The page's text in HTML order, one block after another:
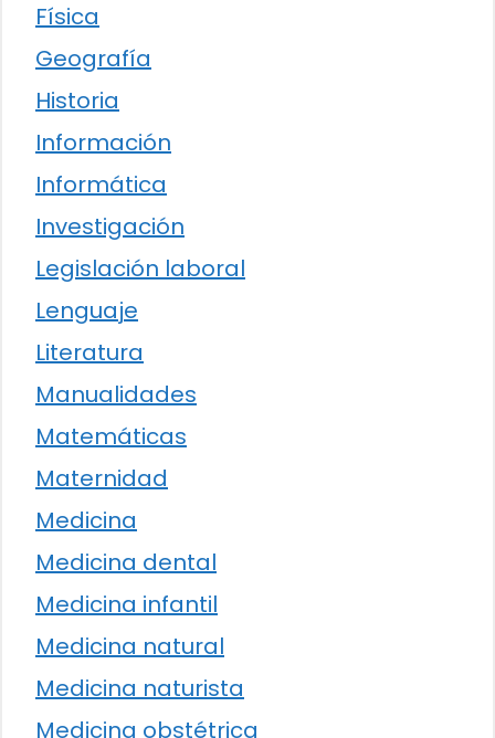
Física
Geografía
Historia
Información
Informática
Investigación
Legislación laboral
Lenguaje
Literatura
Manualidades
Matemáticas
Maternidad
Medicina
Medicina dental
Medicina infantil
Medicina natural
Medicina naturista
Medicina obstétrica